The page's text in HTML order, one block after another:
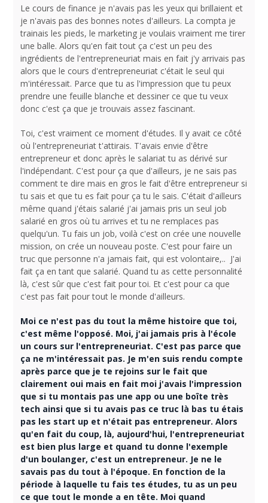
Le cours de finance je n'avais pas les yeux qui brillaient et
je n'avais pas des bonnes notes d'ailleurs. La compta je
trainais les pieds, le marketing je voulais vraiment me tirer
une balle. Alors qu'en fait tout ça c'est un peu des
ingrédients de l'entrepreneuriat mais en fait j'y arrivais pas
alors que le cours d'entrepreneuriat c'était le seul qui
m'intéressait. Parce que tu as l'impression que tu peux
prendre une feuille blanche et dessiner ce que tu veux
donc c'est ça que je trouvais assez fascinant.
Toi, c'est vraiment ce moment d'études. Il y avait ce côté
où l'entrepreneuriat t'attirais. T'avais envie d'être
entrepreneur et donc après le salariat tu as dérivé sur
l'indépendant. C'est pour ça que d'ailleurs, je ne sais pas
comment te dire mais en gros le fait d'être entrepreneur si
tu sais et que tu es fait pour ça tu le sais. C'était d'ailleurs
même quand j'étais salarié j'ai jamais pris un seul job
salarié en gros où tu arrives et tu ne remplaces pas
quelqu'un. Tu fais un job, voilà c'est on crée une nouvelle
mission, on crée un nouveau poste. C'est pour faire un
truc que personne n'a jamais fait, qui est volontaire,.. J'ai
fait ça en tant que salarié. Quand tu as cette personnalité
là, c'est sûr que c'est fait pour toi. Et c'est pour ca que
c'est pas fait pour tout le monde d'ailleurs.
Moi ce n'est pas du tout la même histoire que toi,
c'est même l'opposé. Moi, j'ai jamais pris à l'école
un cours sur l'entrepreneuriat. C'est pas parce que
ça ne m'intéressait pas. Je m'en suis rendu compte
après parce que je te rejoins sur le fait que
clairement oui mais en fait moi j'avais l'impression
que si tu montais pas une app ou une boîte très
tech ainsi que si tu avais pas ce truc là bas tu étais
pas les start up et n'était pas entrepreneur. Alors
qu'en fait du coup, là, aujourd'hui, l'entrepreneuriat
est bien plus large et quand tu donne l'exemple
d'un boulanger, c'est un entrepreneur. Je ne le
savais pas du tout à l'époque. En fonction de la
période à laquelle tu fais tes études, tu as un peu
ce que tout le monde a en tête. Moi quand